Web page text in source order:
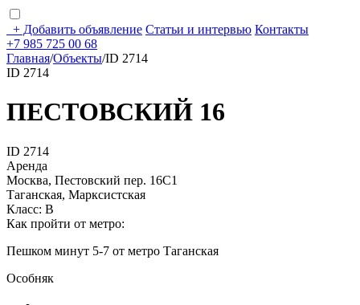
+ Добавить объявление Статьи и интервью Контакты
+7 985 725 00 68
Главная/Объекты/ID 2714
ID 2714
ПЕСТОВСКИЙ 16
ID 2714
Аренда
Москва, Пестовский пер. 16С1
Таганская, Марксистская
Класс: В
Как пройти от метро:
Пешком минут 5-7 от метро Таганская
Особняк